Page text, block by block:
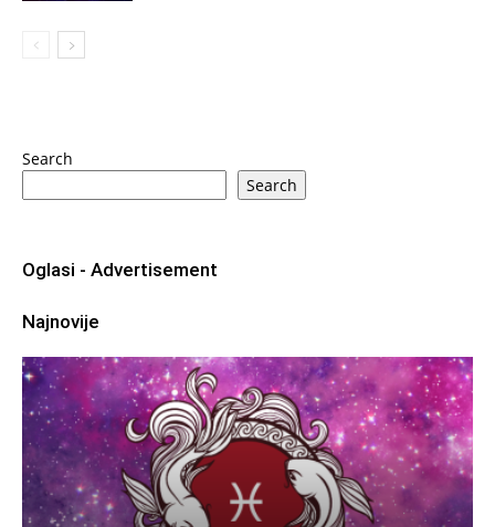
Search
Search
Oglasi - Advertisement
Najnovije